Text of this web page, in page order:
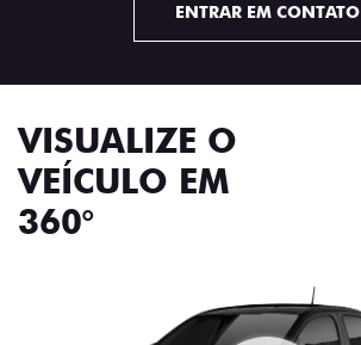
ENTRAR EM CONTATO
VISUALIZE O
VEÍCULO EM
360°